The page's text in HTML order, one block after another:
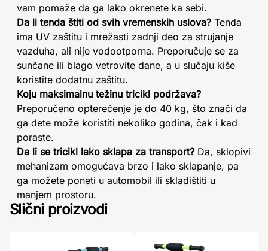
vam pomaže da ga lako okrenete ka sebi.
Da li tenda štiti od svih vremenskih uslova? Tenda
ima UV zaštitu i mrežasti zadnji deo za strujanje
vazduha, ali nije vodootporna. Preporučuje se za
sunčane ili blago vetrovite dane, a u slučaju kiše
koristite dodatnu zaštitu.
Koju maksimalnu težinu tricikl podržava?
Preporučeno opterećenje je do 40 kg, što znači da
ga dete može koristiti nekoliko godina, čak i kad
poraste.
Da li se tricikl lako sklapa za transport? Da, sklopivi
mehanizam omogućava brzo i lako sklapanje, pa
ga možete poneti u automobil ili skladištiti u
manjem prostoru.
Slični proizvodi